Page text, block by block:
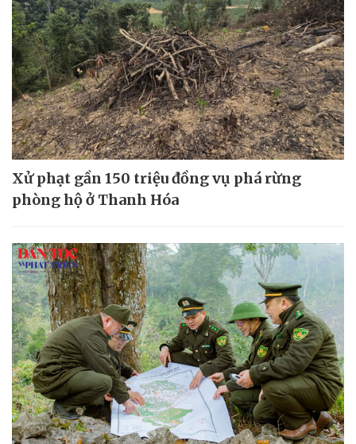
Xử phạt gần 150 triệu đồng vụ phá rừng
phòng hộ ở Thanh Hóa